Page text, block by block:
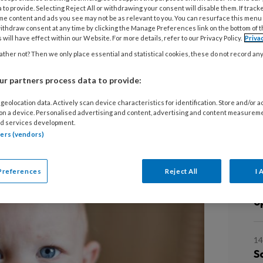
jonge leven van een kind,
leeftijd gedragsuitingen laat
kijken kan trauma al herkennen bij
een kind er zelf nog geen taal
En wat kun je daarmee als
Niels van Delden geeft
to provide. Selecting Reject All or withdrawing your consent will disable them. If
content and ads you see may not be as relevant to you. You can resurface this
consent at any time by clicking the Manage Preferences link on the bottom of
will have effect within our Website. For more details, refer to our Privacy Policy.
not? Then we only place essential and statistical cookies, these do not record
partners process data to provide:
data. Actively scan device characteristics for identification. Store and/or
a device. Personalised advertising and content, advertising and content
services development.
(vendors)
Reject All I